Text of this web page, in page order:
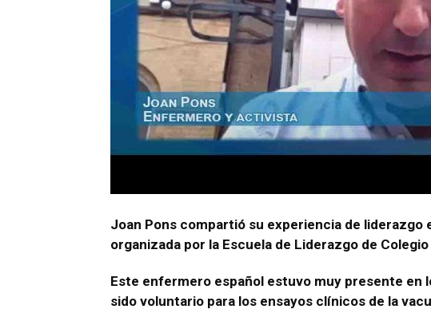
Joan Pons compartió su experiencia de liderazgo
organizada por la Escuela de Liderazgo de
Este enfermero español estuvo muy presente en
sido voluntario para los ensayos clínicos de la